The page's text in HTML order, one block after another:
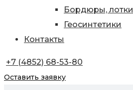
Бордюры, лотки
Геосинтетики
Контакты
+7 (4852) 68-53-80
Оставить заявку